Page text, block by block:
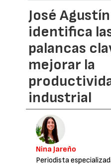
José
identifica
palancas
mejorar la
industrial
Nina Jareño
Periodista